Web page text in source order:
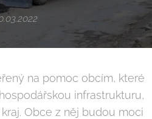
na pomoc obcím, které
infrastrukturu,
Obce z něj budou moci